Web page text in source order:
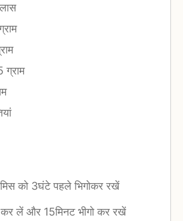
ग्राम
को 3घंटे पहले भिगोकर रखें
लें और 15मिनट भीगो कर रखें